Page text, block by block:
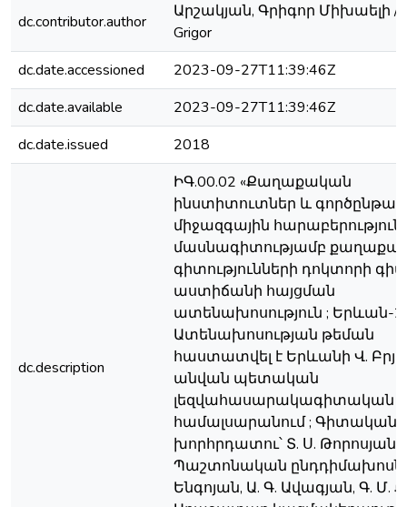
dc.contributor.author
Արշակյան, Գրիգոր Միխաելի /
Grigor
dc.date.accessioned
2023-09-27T11:39:46Z
dc.date.available
2023-09-27T11:39:46Z
dc.date.issued
2018
dc.description
ԻԳ.00.02 «Քաղաքական
ինստիտուտներ և
միջազգային
մասնագիտությամբ
գիտությունների դոկտորի
աստիճանի հայցման
ատենախոսություն ; Երևան-
Ատենախոսության թեման
հաստատվել է Երևանի Վ.
անվան պետական
լեզվահասարակագիտական
համալսարանում ; Գիտական
խորհրդատու՝ Տ. Ս. Թորոսյան ;
Պաշտոնական
Ենգոյան, Ա. Գ. Ավագյան, Գ. Մ.